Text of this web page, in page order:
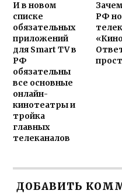
И в новом
списке
обязательных
приложений
для Smart TV в
РФ
обязательны
все основные
онлайн-
кинотеатры и
тройка
главных
телеканалов
РФ
прост
ДОБАВИТЬ